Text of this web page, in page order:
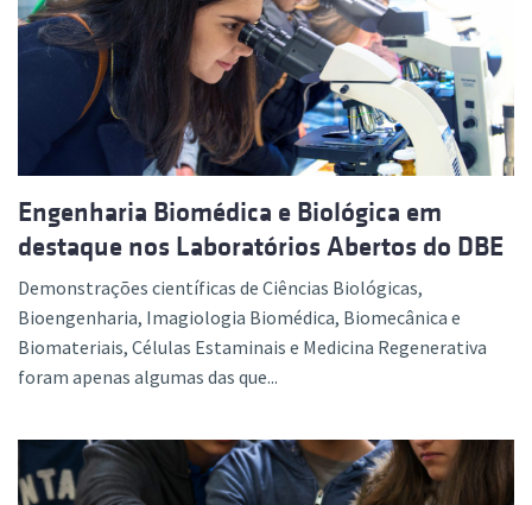
Engenharia Biomédica e Biológica em
destaque nos Laboratórios Abertos do DBE
Demonstrações científicas de Ciências Biológicas,
Bioengenharia, Imagiologia Biomédica, Biomecânica e
Biomateriais, Células Estaminais e Medicina Regenerativa
foram apenas algumas das que...